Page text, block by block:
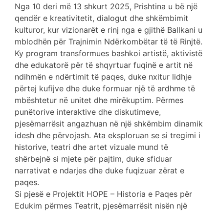
Nga 10 deri më 13 shkurt 2025, Prishtina u bë një
qendër e kreativitetit, dialogut dhe shkëmbimit
kulturor, kur vizionarët e rinj nga e gjithë Ballkani u
mblodhën për Trajnimin Ndërkombëtar të të Rinjtë.
Ky program transformues bashkoi artistë, aktivistë
dhe edukatorë për të shqyrtuar fuqinë e artit në
ndihmën e ndërtimit të paqes, duke nxitur lidhje
përtej kufijve dhe duke formuar një të ardhme të
mbështetur në unitet dhe mirëkuptim. Përmes
punëtorive interaktive dhe diskutimeve,
pjesëmarrësit angazhuan në një shkëmbim dinamik
idesh dhe përvojash. Ata eksploruan se si tregimi i
historive, teatri dhe artet vizuale mund të
shërbejnë si mjete për pajtim, duke sfiduar
narrativat e ndarjes dhe duke fuqizuar zërat e
paqes.
Si pjesë e Projektit HOPE – Historia e Paqes për
Edukim përmes Teatrit, pjesëmarrësit nisën një